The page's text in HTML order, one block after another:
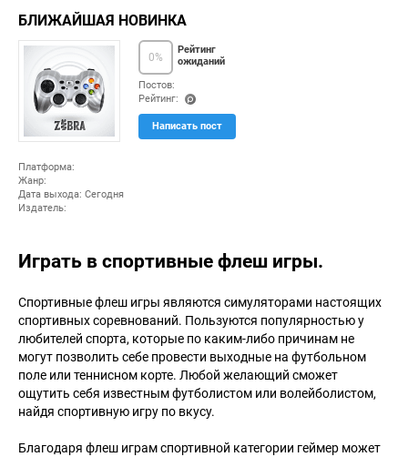
БЛИЖАЙШАЯ НОВИНКА
0%
Рейтинг
ожиданий
Постов:
Рейтинг:
(po
ints
)
Написать пост
Платформа:
Жанр:
Дата выхода: Сегодня
Издатель:
Играть в спортивные флеш игры.
Спортивные флеш игры являются симуляторами настоящих
спортивных соревнований. Пользуются популярностью у
любителей спорта, которые по каким-либо причинам не
могут позволить себе провести выходные на футбольном
поле или теннисном корте. Любой желающий сможет
ощутить себя известным футболистом или волейболистом,
найдя спортивную игру по вкусу.
Благодаря флеш играм спортивной категории геймер может